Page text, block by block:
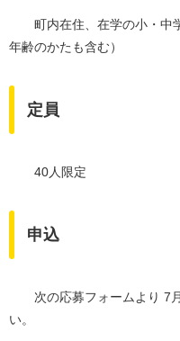
町内在住、在学の小・中
年齢のかたも含む）
定員
40人限定
申込
次の応募フォームより 7月
い。